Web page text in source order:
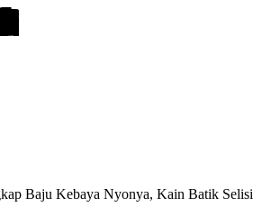
Baju Kebaya Nyonya, Kain Batik